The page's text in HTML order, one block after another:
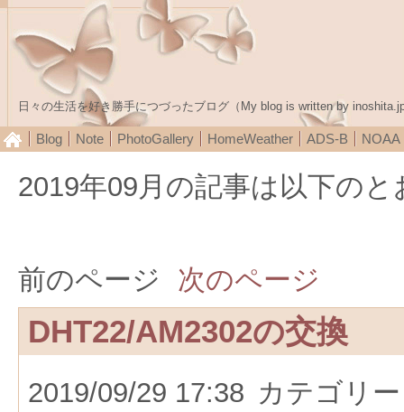
日々の生活を好き勝手につづったブログ（My blog is written by
Blog Note PhotoGallery HomeWeather ADS-B NOAA
2019年09月の記事は以下の
前のページ 次のページ
DHT22/AM2302の交換
2019/09/29 17:38 カテゴリ